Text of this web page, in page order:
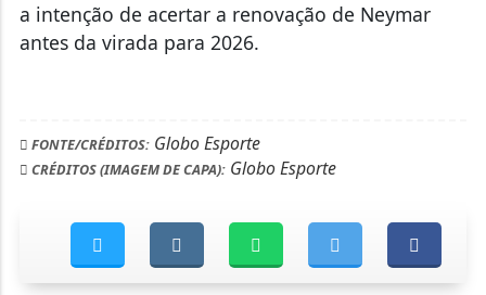
a intenção de acertar a renovação de Neymar
antes da virada para 2026.
FONTE/CRÉDITOS:Globo Esporte
CRÉDITOS (IMAGEM DE CAPA):Globo Esporte